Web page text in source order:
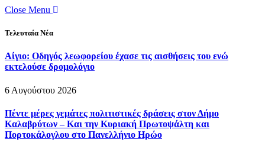
Close Menu
Τελευταία Νέα
Αίγιο: Οδηγός λεωφορείου έχασε τις αισθήσεις του ενώ
εκτελούσε δρομολόγιο
6 Αυγούστου 2026
Πέντε μέρες γεμάτες πολιτιστικές δράσεις στον Δήμο
Καλαβρύτων – Και την Κυριακή Πρωτοψάλτη και
Πορτοκάλογλου στο Πανελλήνιο Ηρώο